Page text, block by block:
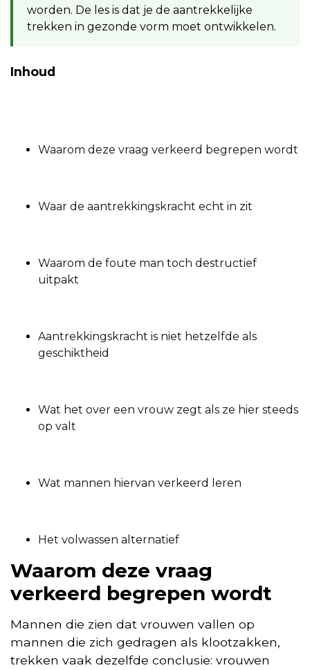
worden. De les is dat je de aantrekkelijke
trekken in gezonde vorm moet ontwikkelen.
Inhoud
Waarom deze vraag verkeerd begrepen wordt
Waar de aantrekkingskracht echt in zit
Waarom de foute man toch destructief
uitpakt
Aantrekkingskracht is niet hetzelfde als
geschiktheid
Wat het over een vrouw zegt als ze hier steeds
op valt
Wat mannen hiervan verkeerd leren
Het volwassen alternatief
Waarom deze vraag
verkeerd begrepen wordt
Mannen die zien dat vrouwen vallen op
mannen die zich gedragen als klootzakken,
trekken vaak dezelfde conclusie: vrouwen